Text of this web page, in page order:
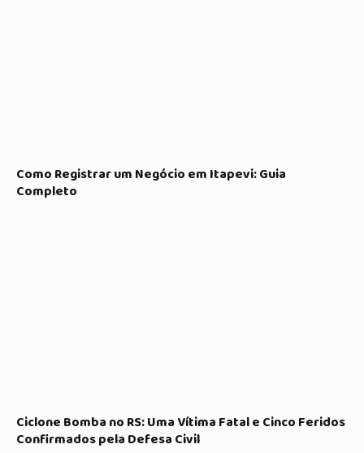
Como Registrar um Negócio em Itapevi: Guia
Completo
Ciclone Bomba no RS: Uma Vítima Fatal e Cinco Feridos
Confirmados pela Defesa Civil